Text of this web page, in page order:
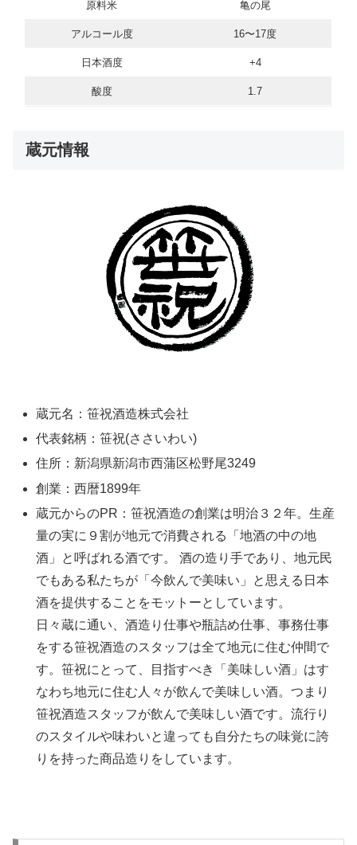
原料米 亀の尾
アルコール度 16〜17度
日本酒度 +4
酸度 1.7
蔵元情報
蔵元名：笹祝酒造株式会社
代表銘柄：笹祝(ささいわい)
住所：新潟県新潟市西蒲区松野尾3249
創業：西暦1899年
蔵元からのPR：笹祝酒造の創業は明治３２年。生産
量の実に９割が地元で消費される「地酒の中の地
酒」と呼ばれる酒です。 酒の造り手であり、地元民
でもある私たちが「今飲んで美味い」と思える日本
酒を提供することをモットーとしています。
日々蔵に通い、酒造り仕事や瓶詰め仕事、事務仕事
をする笹祝酒造のスタッフは全て地元に住む仲間で
す。笹祝にとって、目指すべき「美味しい酒」はす
なわち地元に住む人々が飲んで美味しい酒。つまり
笹祝酒造スタッフが飲んで美味しい酒です。流行り
のスタイルや味わいと違っても自分たちの味覚に誇
りを持った商品造りをしています。